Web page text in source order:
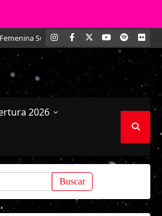
Sub-17 enfrentará a Argentina en doble
INSTAGRAM
FACEBOOK YOUTUBE
SPOTIFY
2026